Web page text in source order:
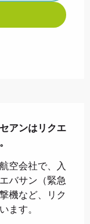
アンはリクエ
空会社で、入
バサン（緊急
機など、リク
ます。